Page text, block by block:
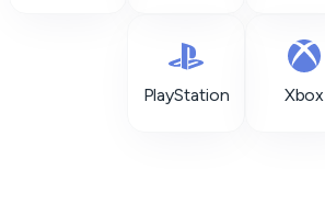
PlayStation Xbox